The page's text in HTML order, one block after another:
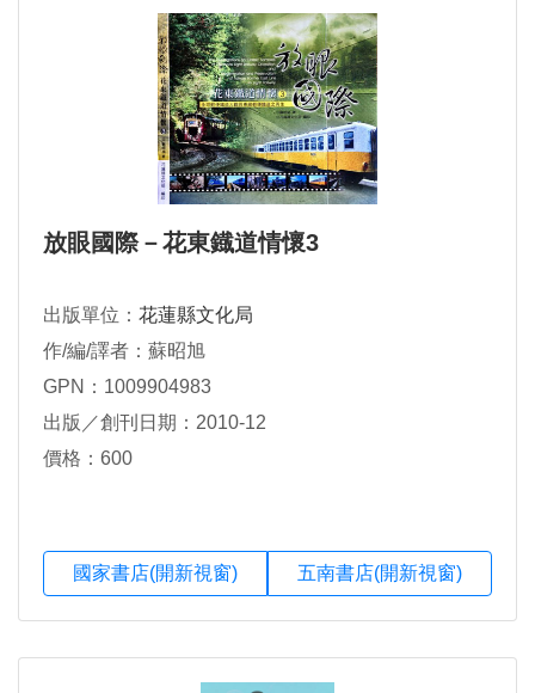
放眼國際－花東鐡道情懷3
出版單位： 花蓮縣文化局
作/編/譯者：蘇昭旭
GPN：1009904983
出版／創刊日期：2010-12
價格：600
國家書店(開新視窗) 五南書店(開新視窗)